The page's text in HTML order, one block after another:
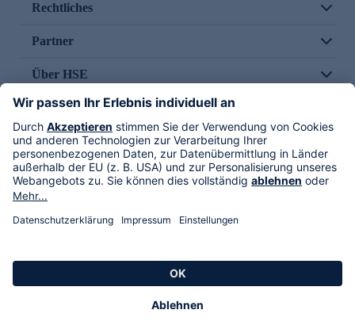
Rechtliches
Partner
Über HSE
Im TV
HSE International